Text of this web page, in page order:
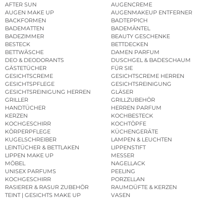
AFTER SUN
AUGENCREME
AUGEN MAKE UP
AUGENMAKEUP ENTFERNER
BACKFORMEN
BADTEPPICH
BADEMATTEN
BADEMÄNTEL
BADEZIMMER
BEAUTY GESCHENKE
BESTECK
BETTDECKEN
BETTWÄSCHE
DAMEN PARFUM
DEO & DEODORANTS
DUSCHGEL & BADESCHAUM
GÄSTETÜCHER
FÜR SIE
GESICHTSCREME
GESICHTSCREME HERREN
GESICHTSPFLEGE
GESICHTSREINIGUNG
GESICHTSREINIGUNG HERREN
GLÄSER
GRILLER
GRILLZUBEHÖR
HANDTÜCHER
HERREN PARFUM
KERZEN
KOCHBESTECK
KOCHGESCHIRR
KOCHTÖPFE
KÖRPERPFLEGE
KÜCHENGERÄTE
KUGELSCHREIBER
LAMPEN & LEUCHTEN
LEINTÜCHER & BETTLAKEN
LIPPENSTIFT
LIPPEN MAKE UP
MESSER
MÖBEL
NAGELLACK
UNISEX PARFUMS
PEELING
KOCHGESCHIRR
PORZELLAN
RASIERER & RASUR ZUBEHÖR
RAUMDÜFTE & KERZEN
TEINT | GESICHTS MAKE UP
VASEN